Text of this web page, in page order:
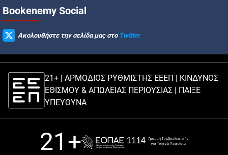
Βookenemy Social
Ακολουθήστε την σελίδα μας στο Twitter
21+ | ΑΡΜΟΔΙΟΣ ΡΥΘΜΙΣΤΗΣ ΕΕΕΠ | ΚΙΝΔΥΝΟΣ
ΕΘΙΣΜΟΥ & ΑΠΩΛΕΙΑΣ ΠΕΡΙΟΥΣΙΑΣ |
ΠΑΙΞΕ
ΥΠΕΥΘΥΝΑ
21+